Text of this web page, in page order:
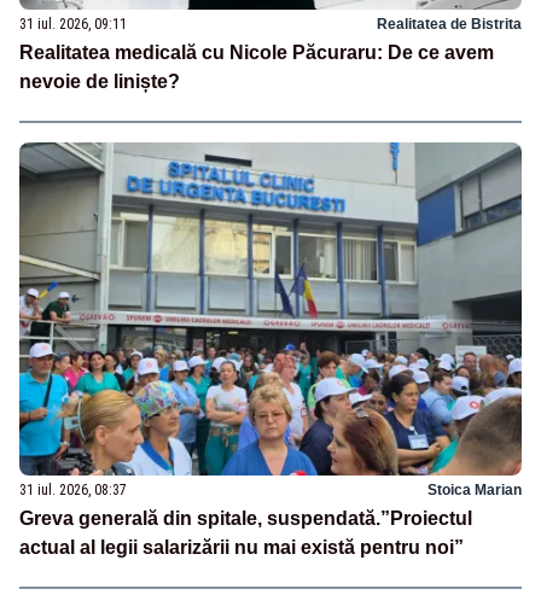
31 iul. 2026, 09:11 Realitatea de Bistrita
Realitatea medicală cu Nicole Păcuraru: De ce avem
nevoie de liniște?
31 iul. 2026, 08:37 Stoica Marian
Greva generală din spitale, suspendată.”Proiectul
actual al legii salarizării nu mai există pentru noi”